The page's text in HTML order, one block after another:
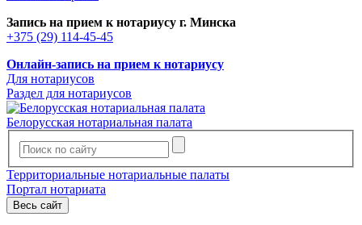
Запись на прием к нотариусу г. Минска
+375 (29) 114-45-45
Онлайн-запись на прием к нотариусу
Для нотариусов
Раздел для нотариусов
Белорусская нотариальная палата
Территориальные нотариальные палаты
Портал нотариата
Весь сайт